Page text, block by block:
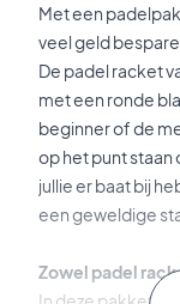
Met een
veel geld
De padel racket
met een ronde
beginner of de
op het punt staan
jullie er baat bij
een geweldige
Zowel padel